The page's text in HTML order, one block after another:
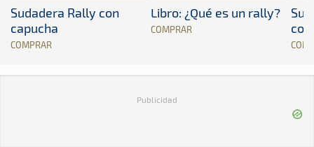
Sudadera Rally con
capucha
COMPRAR
Libro: ¿Qué es un rally?
COMPRAR
Publicidad